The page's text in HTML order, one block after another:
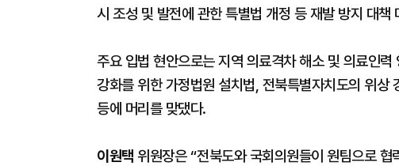
시 조성 및 발전에 관한 특별법 개정 등 재발 방지 대책
주요 입법 현안으로는 지역 의료격차 해소 및 의료인
강화를 위한 가정법원 설치법, 전북특별자치도의 위상
등에 머리를 맞댔다.
이원택 위원장은 “전북도와 국회의원들이 원팀으로